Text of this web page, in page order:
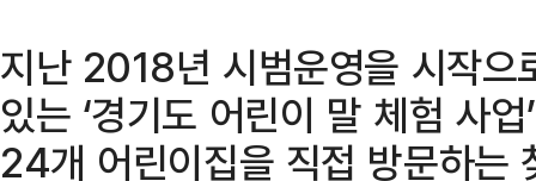
지난 2018년 시범운영을 시작으
있는 ‘경기도 어린이 말 체험 사
24개 어린이집을 직접 방문하는